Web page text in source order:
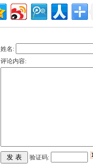
姓名:
评论内容:
验证码: